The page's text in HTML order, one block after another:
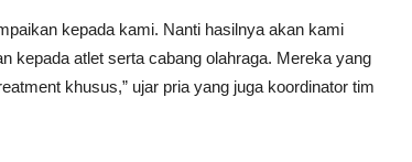
kepada kami. Nanti hasilnya akan kami
kepada atlet serta cabang olahraga. Mereka yang
khusus,” ujar pria yang juga koordinator tim